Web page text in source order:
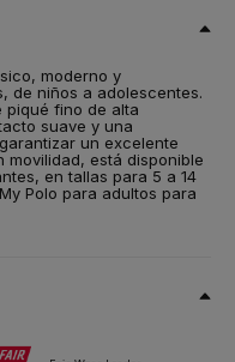
moderno y
de niños a adolescentes.
piqué fino de alta
suave y una
un excelente
movilidad, está disponible
en tallas para 5 a 14
Polo para adultos para